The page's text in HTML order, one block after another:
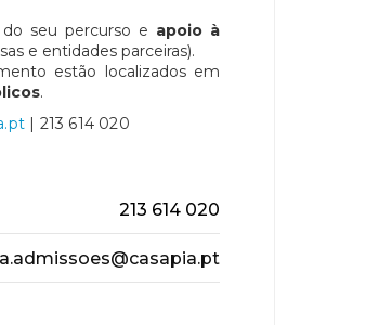
seu percurso e apoio à
e entidades parceiras).
estão localizados em
.
| 213 614 020
213 614 020